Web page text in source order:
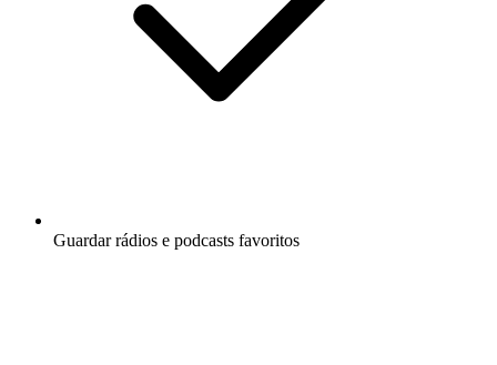
Guardar rádios e podcasts favoritos